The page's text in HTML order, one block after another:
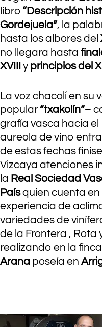
libro“Descripción
Gordejuela”, la
hasta los albores del
no llegara hasta
XVIII yprincipios del
La voz chacolí en su
popular“txakolín”–
grafía vasca hacia el
aureola de vino
de estas fechas
Vizcaya atenciones
la Real Sociedad
Paísquien cuenta en
experiencia de
variedades de
de la Frontera , Rota
realizando en la
Arana poseía en